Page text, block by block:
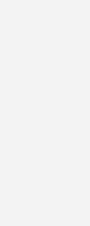
Er
und
im
in weiten Teilen